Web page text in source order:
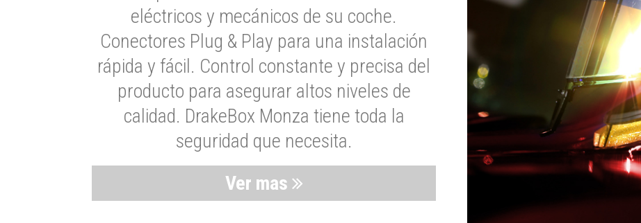
eléctricos y mecánicos de su coche.
Conectores Plug & Play para una instalación
rápida y fácil. Control constante y precisa del
producto para asegurar altos niveles de
calidad. DrakeBox Monza tiene toda la
seguridad que necesita.
Ver mas